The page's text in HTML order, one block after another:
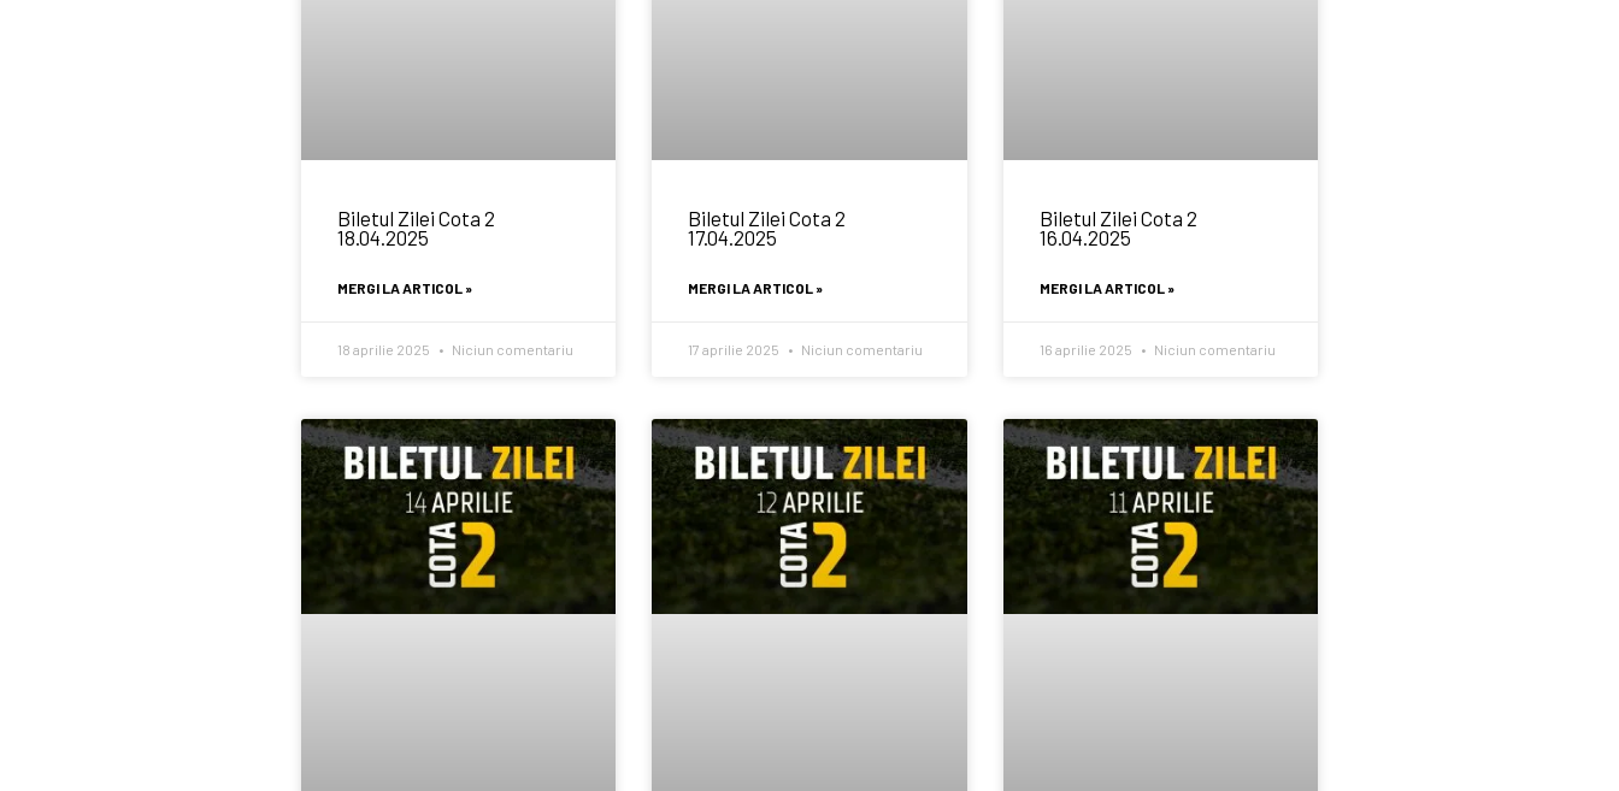
Biletul Zilei Cota 2
18.04.2025
MERGI LA ARTICOL »
18 aprilie 2025 Niciun comentariu
Biletul Zilei Cota 2
17.04.2025
MERGI LA ARTICOL »
17 aprilie 2025 Niciun comentariu
Biletul Zilei Cota 2
16.04.2025
MERGI LA ARTICOL »
16 aprilie 2025 Niciun comentariu